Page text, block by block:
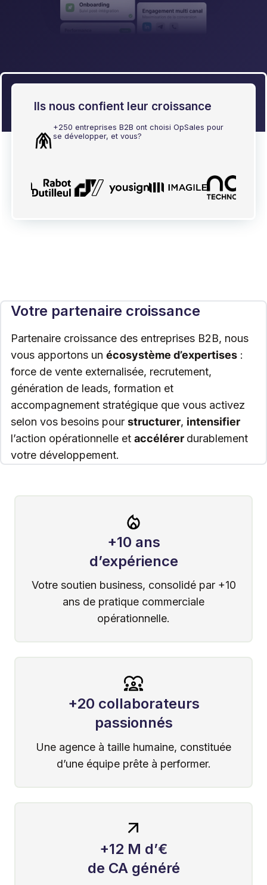
Ils nous confient leur croissance
+250 entreprises B2B ont choisi OpSales pour
se développer, et vous?
Slide 4 of 5
Votre partenaire croissance
Partenaire croissance des entreprises B2B, nous
vous apportons un écosystème d’expertises :
force de vente externalisée, recrutement,
génération de leads, formation et
accompagnement stratégique que vous activez
selon vos besoins pour structurer, intensifier
l’action opérationnelle et accélérer durablement
votre développement.
+10 ans
d’expérience
Votre soutien business, consolidé par +10
ans de pratique commerciale
opérationnelle.
+20 collaborateurs
passionnés
Une agence à taille humaine, constituée
d’une équipe prête à performer.
+12 M d’€
de CA généré